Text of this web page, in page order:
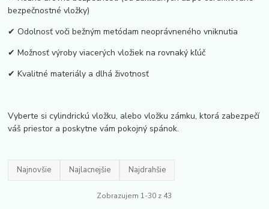
bezpečnostné vložky)
✔ Odolnosť voči bežným metódam neoprávneného vniknutia
✔ Možnosť výroby viacerých vložiek na rovnaký kľúč
✔ Kvalitné materiály a dlhá životnosť
Vyberte si cylindrickú vložku, alebo vložku zámku, ktorá zabezpečí
váš priestor a poskytne vám pokojný spánok.
Najnovšie Najlacnejšie Najdrahšie
Zobrazujem 1-30 z 43